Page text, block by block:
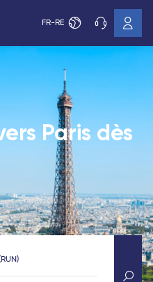
FR-RE
Paris dès
RUN